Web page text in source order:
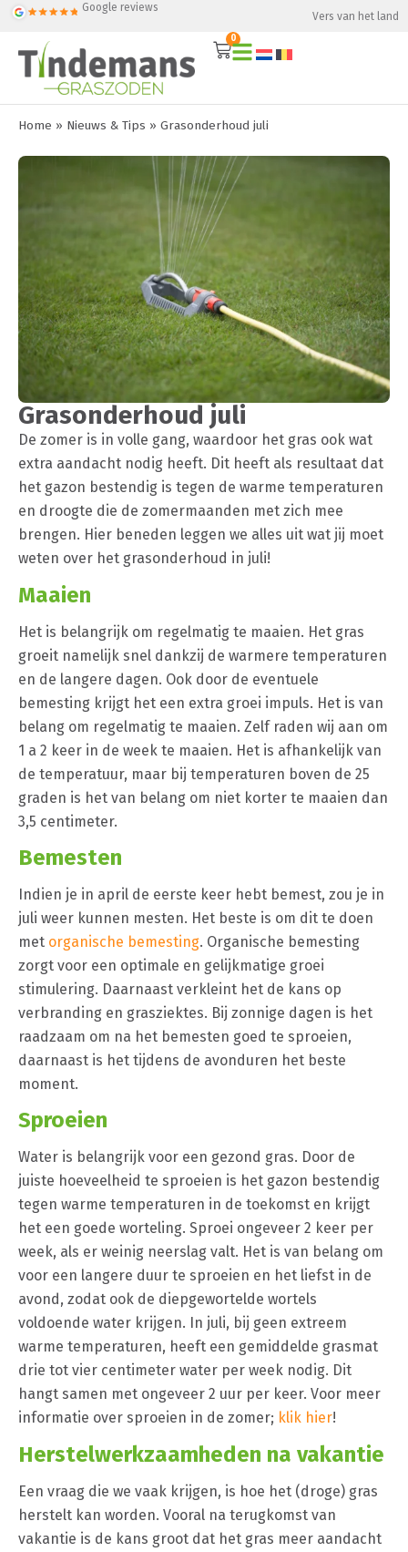
Google reviews
Vers van het land
0
Home » Nieuws & Tips » Grasonderhoud juli
Grasonderhoud juli
De zomer is in volle gang, waardoor het gras ook wat
extra aandacht nodig heeft. Dit heeft als resultaat dat
het gazon bestendig is tegen de warme temperaturen
en droogte die de zomermaanden met zich mee
brengen. Hier beneden leggen we alles uit wat jij moet
weten over het grasonderhoud in juli!
Maaien
Het is belangrijk om regelmatig te maaien. Het gras
groeit namelijk snel dankzij de warmere temperaturen
en de langere dagen. Ook door de eventuele
bemesting krijgt het een extra groei impuls. Het is van
belang om regelmatig te maaien. Zelf raden wij aan om
1 a 2 keer in de week te maaien. Het is afhankelijk van
de temperatuur, maar bij temperaturen boven de 25
graden is het van belang om niet korter te maaien dan
3,5 centimeter.
Bemesten
Indien je in april de eerste keer hebt bemest, zou je in
juli weer kunnen mesten. Het beste is om dit te doen
met organische bemesting. Organische bemesting
zorgt voor een optimale en gelijkmatige groei
stimulering. Daarnaast verkleint het de kans op
verbranding en grasziektes. Bij zonnige dagen is het
raadzaam om na het bemesten goed te sproeien,
daarnaast is het tijdens de avonduren het beste
moment.
Sproeien
Water is belangrijk voor een gezond gras. Door de
juiste hoeveelheid te sproeien is het gazon bestendig
tegen warme temperaturen in de toekomst en krijgt
het een goede worteling. Sproei ongeveer 2 keer per
week, als er weinig neerslag valt. Het is van belang om
voor een langere duur te sproeien en het liefst in de
avond, zodat ook de diepgewortelde wortels
voldoende water krijgen. In juli, bij geen extreem
warme temperaturen, heeft een gemiddelde grasmat
drie tot vier centimeter water per week nodig. Dit
hangt samen met ongeveer 2 uur per keer. Voor meer
informatie over sproeien in de zomer; klik hier!
Herstelwerkzaamheden na vakantie
Een vraag die we vaak krijgen, is hoe het (droge) gras
herstelt kan worden. Vooral na terugkomst van
vakantie is de kans groot dat het gras meer aandacht